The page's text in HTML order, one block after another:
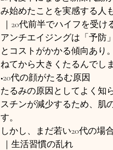
み始めたことを実感する人
｜20代前半でハイフを受け
アンチエイジングは「予防
とコストがかかる傾向あり
ねてから大きくたるんでし
■20代の顔がたるむ原因
たるみの原因としてよく知
スチンが減少するため、肌
す。
しかし、まだ若い20代の場
｜生活習慣の乱れ